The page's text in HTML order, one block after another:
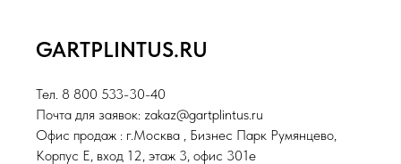
GARTPLINTUS.RU
Тел. 8 800 533-30-40
Почта для заявок: zakaz@gartplintus.ru
Офис продаж : г.Москва , Бизнес Парк Румянцево,
Корпус Е, вход 12, этаж 3, офис 301е